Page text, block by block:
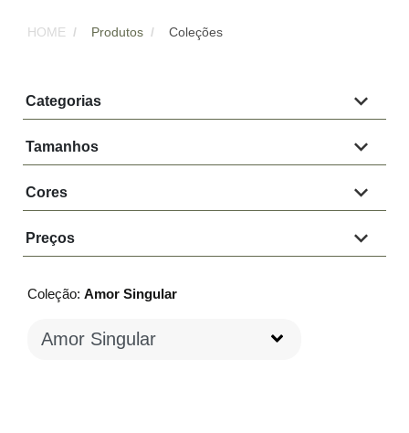
HOME Produtos Coleções
Categorias
Tamanhos
Cores
Preços
Coleção: Amor Singular